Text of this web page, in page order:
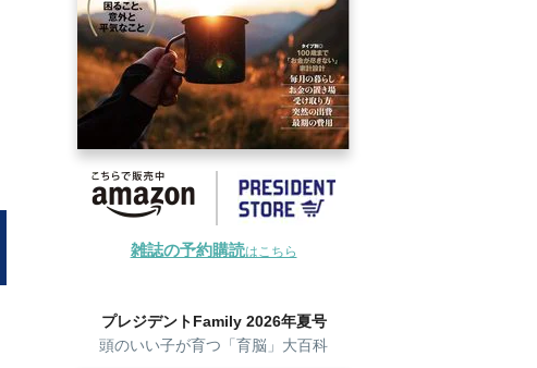
雑誌の予約購読はこちら
プレジデントFamily 2026年夏号
頭のいい子が育つ「育脳」大百科